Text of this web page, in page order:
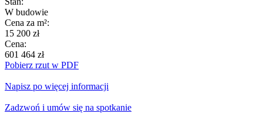
W budowie
Cena za m²:
15 200 zł
Cena:
601 464 zł
Pobierz rzut w PDF
Napisz po więcej informacji
Zadzwoń i umów się na spotkanie